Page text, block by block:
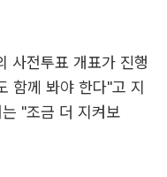
사전투표 개표가 진행
함께 봐야 한다"고 지
"조금 더 지켜보